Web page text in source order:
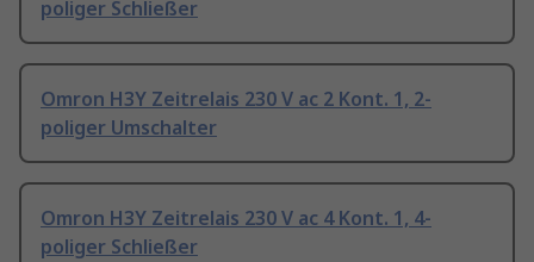
poliger Schließer
Omron H3Y Zeitrelais 230 V ac 2 Kont. 1, 2-
poliger Umschalter
Omron H3Y Zeitrelais 230 V ac 4 Kont. 1, 4-
poliger Schließer